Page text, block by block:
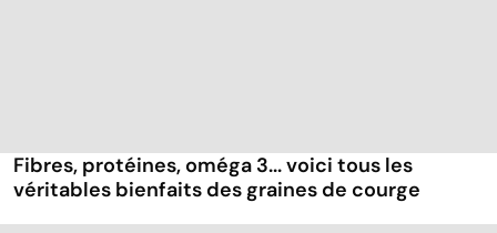
Fibres, protéines, oméga 3... voici tous les
véritables bienfaits des graines de courge